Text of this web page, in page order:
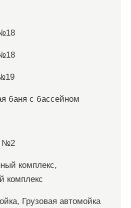
баня с бассейном
№2
комплекс,
комплекс
Грузовая автомойка